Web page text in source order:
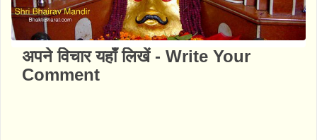
अपने विचार यहाँ लिखें - Write Your
Comment